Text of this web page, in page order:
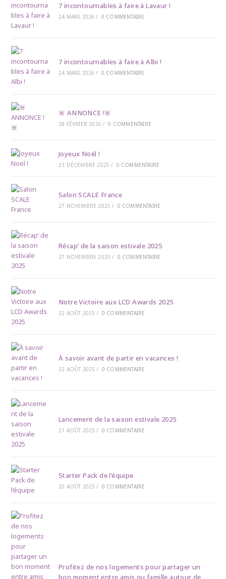
tab
tab
tab
7 incontournables à faire à Lavaur !
24 MARS 2026 / 0 COMMENTAIRE
7 incontournables à faire à Albi !
24 MARS 2026 / 0 COMMENTAIRE
🚨 ANNONCE !🚨
28 FÉVRIER 2026 / 0 COMMENTAIRE
Joyeux Noël !
23 DÉCEMBRE 2025 / 0 COMMENTAIRE
Salon SCALE France
27 NOVEMBRE 2025 / 0 COMMENTAIRE
Récap’ de la saison estivale 2025
27 NOVEMBRE 2025 / 0 COMMENTAIRE
Notre Victoire aux LCD Awards 2025
22 AOÛT 2025 / 0 COMMENTAIRE
À savoir avant de partir en vacances !
22 AOÛT 2025 / 0 COMMENTAIRE
Lancement de la saison estivale 2025
21 AOÛT 2025 / 0 COMMENTAIRE
Starter Pack de l’équipe
20 AOÛT 2025 / 0 COMMENTAIRE
Profitez de nos logements pour partager un